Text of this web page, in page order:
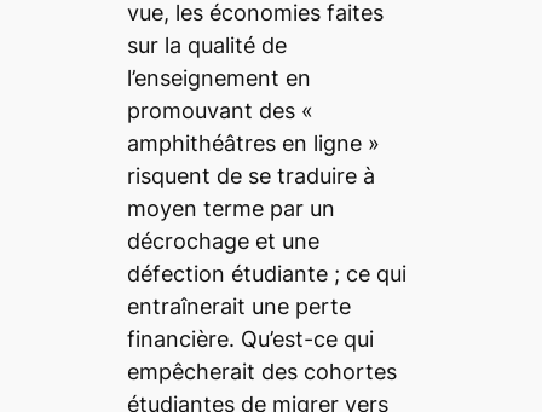
vue, les économies faites
sur la qualité de
l’enseignement en
promouvant des «
amphithéâtres en ligne»
risquent de se traduire à
moyen terme par un
décrochage et une
défection étudiante ; ce qui
entraînerait une perte
financière. Qu’est-ce qui
empêcherait des cohortes
étudiantes de migrer vers